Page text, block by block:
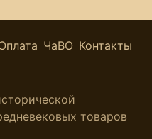
ЧаВО Контакты
товаров